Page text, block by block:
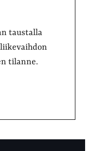
taustalla
tilanne.